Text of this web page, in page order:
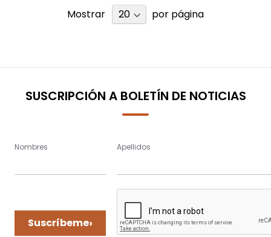
Mostrar por página
SUSCRIPCIÓN A BOLETÍN DE NOTICIAS
Nombres Apellidos
Suscríbeme›